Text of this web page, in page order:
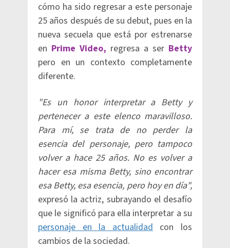
cómo ha sido regresar a este personaje
25 años después de su debut, pues en la
nueva secuela que está por estrenarse
en Prime Video, regresa a ser Betty
pero en un contexto completamente
diferente.
"Es un honor interpretar a Betty y
pertenecer a este elenco maravilloso.
Para mí, se trata de no perder la
esencia del personaje, pero tampoco
volver a hace 25 años. No es volver a
hacer esa misma Betty, sino encontrar
esa Betty, esa esencia, pero hoy en día",
expresó la actriz, subrayando el desafío
que le significó para ella interpretar a su
personaje en la actualidadcon los
cambios de la sociedad.